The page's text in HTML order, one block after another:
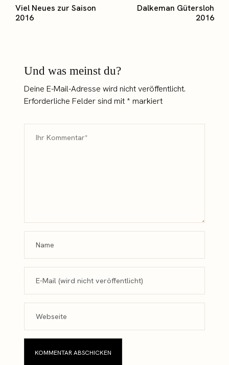
Viel Neues zur Saison
2016
Dalkeman Gütersloh
2016
Und was meinst du?
Deine E-Mail-Adresse wird nicht veröffentlicht.
Erforderliche Felder sind mit* markiert